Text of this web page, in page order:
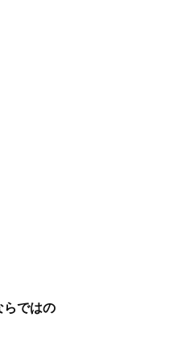
らではの